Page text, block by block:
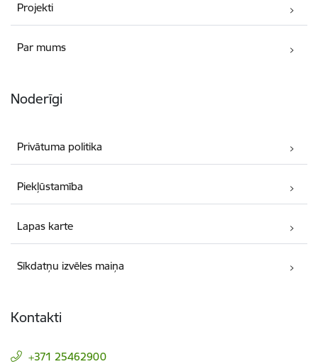
Projekti
Par mums
Noderīgi
Privātuma politika
Piekļūstamība
Lapas karte
Sīkdatņu izvēles maiņa
Kontakti
+371 25462900